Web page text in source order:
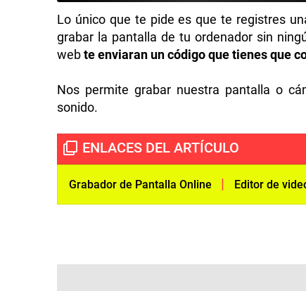
Lo único que te pide es que te registres
grabar la pantalla de tu ordenador sin
webte enviaran un código que tienes que
Nos permite grabar nuestra pantalla o
sonido.
Grabador de Pantalla Online | Editor de